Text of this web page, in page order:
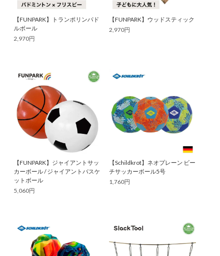
【FUNPARK】トランポリンパド
ルボール
2,970円
【FUNPARK】ウッドスティック
2,970円
【FUNPARK】ジャイアントサッ
カーボール / ジャイアントバスケ
ットボール
5,060円
【Schildkrot】ネオプレーン ビー
チサッカーボール5号
1,760円